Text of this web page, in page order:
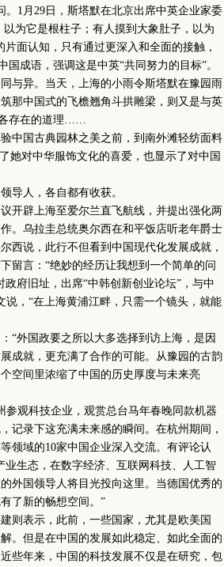
1月29日，斯塔默在北京出席中英企业家委
为它是根柱子；有人摸到大象肚子，以为
面认知，只有通过更深入和全面的接触，
成语，强调这是中英“共同努力的目标”。
与异。当天，上海的小雨令斯塔默在豫园雨
那中国式的飞檐翘角斗拱雕梁，则又是与英
各存在的道理……
国古典园林之美之前，到南外滩轻纺面料
她对中华服饰文化的喜爱，也显示了对中国
人，各自都有收获。
辟上海至爱尔兰直飞航线，并提出强化两
。乌拉圭总统奥尔西在和平饭店听老年爵士
西说，此行不但看到中国现代化发展成就，
留言：“绝妙的经历让我想到一个简单的问
府旧址，出席“中韩创新创业论坛”，与中
，“在上海黄浦江畔，只需一个镜头，就能
外国政要之所以大多选择到访上海，是因
成就，更充满了合作的可能。从豫园的古韵
空间里浓缩了中国的历史厚度与未来亮
观科技企业，观赏总台马年春晚同款机器
记录下这充满未来感的瞬间。在杭州期间，
领域的10家中国企业深入交流。有评论认
生态，在数字经济、互联网科技、人工智
外国领导人将目光投向这里。当德国优秀的
了新的畅想空间。”
表示，此前，一些国家，尤其是欧美国
。但是在中国的发展如此稳定、如此全面的
些年来，中国的科技发展不仅是在研究，包